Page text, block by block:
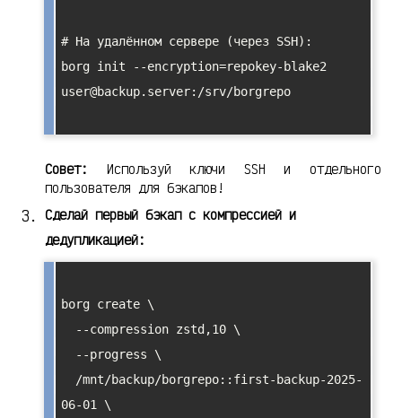
# На удалённом сервере (через SSH):
borg init --encryption=repokey-blake2
user@backup.server:/srv/borgrepo
Совет:
Используй ключи SSH и отдельного
пользователя для бэкапов!
Сделай первый бэкап с компрессией и
дедупликацией:
borg create \
06-01 \